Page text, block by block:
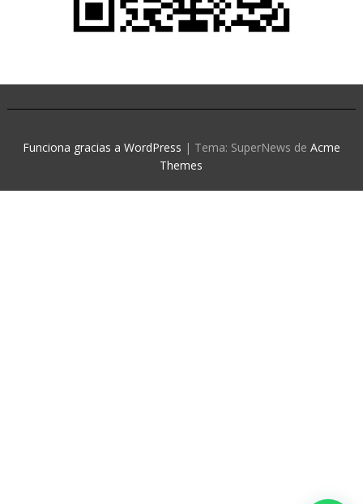
Funciona gracias a WordPress | Tema: SuperNews de Acme
Themes